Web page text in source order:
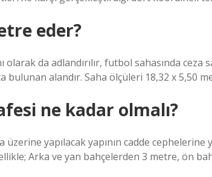
eder?
olarak da adlandırılır, futbol sahasında ceza
bulunan alandır. Saha ölçüleri 18,32 x 5,50
ne kadar olmalı?
yapılacak yapının cadde cephelerine
Arka ve yan bahçelerden 3 metre, ön